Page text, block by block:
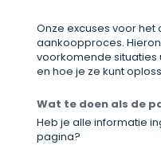
Onze excuses voor
aankoopproces.
voorkomende situaties
en hoe je ze kunt
Wat te doen als de
Heb je alle informatie
pagina?